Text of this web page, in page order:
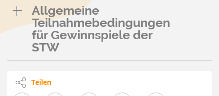
Allgemeine
Teilnahmebedingungen
für Gewinnspiele der
STW
Teilen